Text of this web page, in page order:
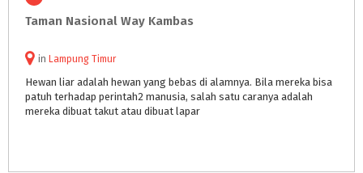
Taman Nasional Way Kambas
in Lampung Timur
Hewan liar adalah hewan yang bebas di alamnya. Bila mereka bisa
patuh terhadap perintah2 manusia, salah satu caranya adalah
mereka dibuat takut atau dibuat lapar